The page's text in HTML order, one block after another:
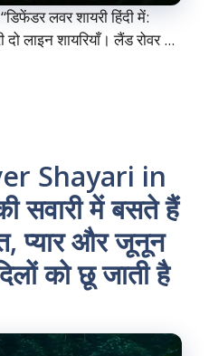
लवर शायरी हिंदी में:
लाइन शायरियाँ। लैंड रोवर ...
Shayari in
सवारी में बसते हैं
प्यार और जूनून
को छू जाती है